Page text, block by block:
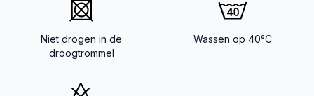
Niet drogen in de
droogtrommel
Wassen op 40°C